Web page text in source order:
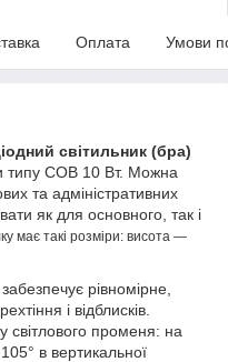
Оплата Умови
світильник (бра)
типу COB 10 Вт. Можна
та адміністративних
як для основного, так і
має такі розміри: висота —
рівномірне,
і відблисків.
променя: на
в вертикальної